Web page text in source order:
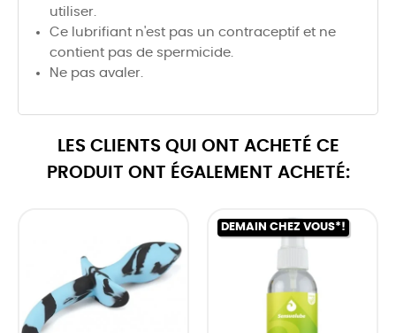
utiliser.
Ce lubrifiant n'est pas un contraceptif et ne
contient pas de spermicide.
Ne pas avaler.
LES CLIENTS QUI ONT ACHETÉ CE
PRODUIT ONT ÉGALEMENT ACHETÉ:
DEMAIN CHEZ VOUS*!